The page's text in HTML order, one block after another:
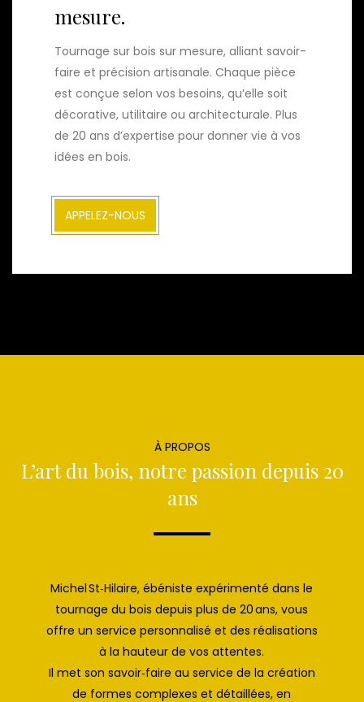
mesure.
Tournage sur bois sur mesure, alliant savoir-
faire et précision artisanale. Chaque pièce
est conçue selon vos besoins, qu’elle soit
décorative, utilitaire ou architecturale. Plus
de 20 ans d’expertise pour donner vie à vos
idées en bois.
APPELEZ-NOUS
À PROPOS
L’art du bois, notre passion depuis 20
ans
Michel St‑Hilaire, ébéniste expérimenté dans le
tournage du bois depuis plus de 20 ans, vous
offre un service personnalisé et des réalisations
à la hauteur de vos attentes.
Il met son savoir‑faire au service de la création
de formes complexes et détaillées, en